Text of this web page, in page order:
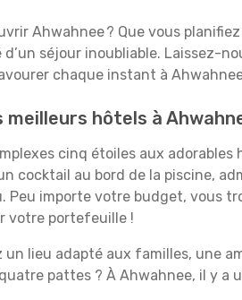
Ahwahnee ? Que vous
séjour inoubliable. Laissez-
chaque instant à
meilleurs hôtels à
cinq étoiles aux
cocktail au bord de la piscine,
Peu importe votre budget, vous
votre portefeuille !
un lieu adapté aux familles, une
pattes ? À Ahwahnee, il y a